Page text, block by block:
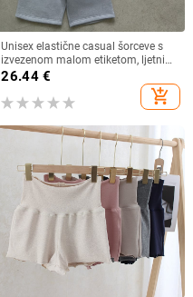
Unisex elastične casual šorceve s
izvezenom malom etiketom, ljetni
streetwear, ležerni kroj
26.44€
add_shopping_cart